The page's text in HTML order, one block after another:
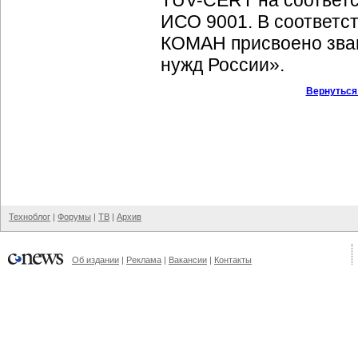
ИСО 9001. В
КОМАН присвоено
нужд России».
Техноблог | Форумы | ТВ | Архив
Об издании | Реклама | Вакансии | Контакты